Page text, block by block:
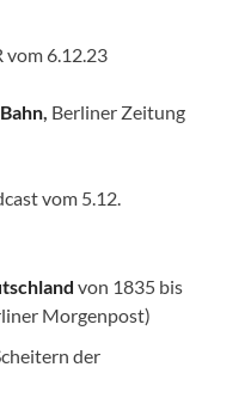
vom 6.12.23
Berliner Zeitung
vom 5.12.
von 1835 bis
Morgenpost)
der